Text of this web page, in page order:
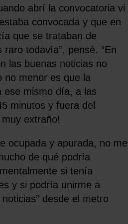
abrí la convocatoria vi
convocada y que en
que se trataban de
raro todavía”, pensé. “En
las buenas noticias no
menor es que la
ese mismo día, a las
minutos y fuera del
muy extraño!
ocupada y apurada, no me
de qué podría
si tenía
y si podría unirme a
desde el metro